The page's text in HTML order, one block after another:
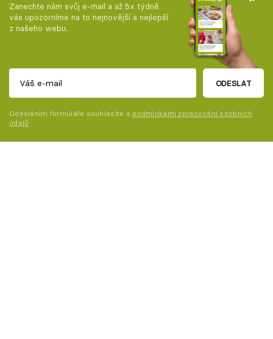
Zanechte nám svůj e-mail a až 5x týdně
vás upozorníme na to nejnovější a nejlepší
z našeho webu.
ODESLAT
Odesláním formuláře souhlasíte s podmínkami zpracování osobních
údajů